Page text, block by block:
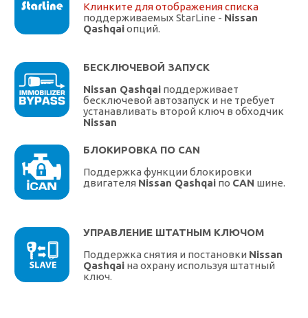
Клинките для отображения списка
поддерживаемых StarLine - Nissan
Qashqaiопций.
БЕСКЛЮЧЕВОЙ ЗАПУСК
Nissan Qashqai поддерживает
бесключевой автозапуск и не требует
устанавливать второй ключ в обходчик
Nissan
БЛОКИРОВКА ПО CAN
Поддержка функции блокировки
двигателя Nissan Qashqai по CAN шине.
УПРАВЛЕНИЕ ШТАТНЫМ КЛЮЧОМ
Поддержка снятия и постановки Nissan
Qashqai на охрану используя штатный
ключ.